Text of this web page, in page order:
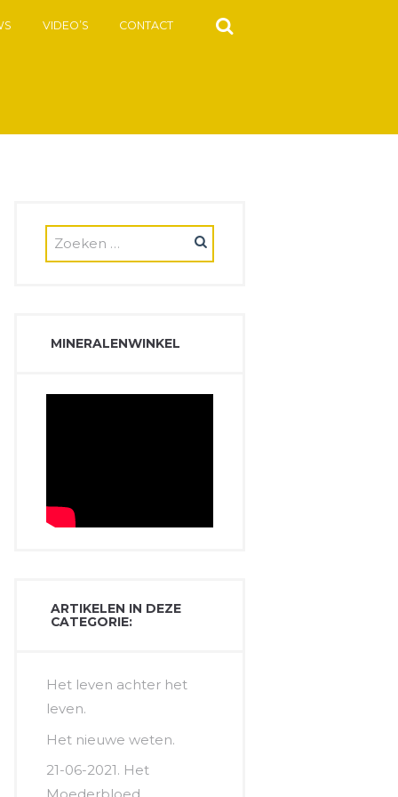
VIDEO’S CONTACT
MINERALENWINKEL
ARTIKELEN IN DEZE
CATEGORIE:
Het leven achter het
leven.
Het nieuwe weten.
21-06-2021. Het